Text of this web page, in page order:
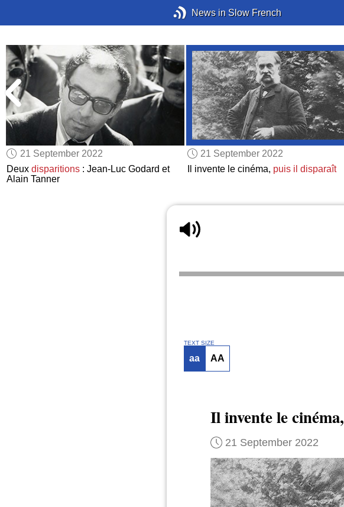
News in Slow French
21 September 2022
Deuxdisparitions : Jean-Luc Godard et
Alain Tanner
21 September 2022
Il invente le cinéma, puis il disparaît
TEXT SIZE
aa AA
Il invente le cinéma,
21 September 2022